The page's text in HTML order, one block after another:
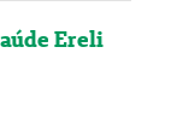
Ereli